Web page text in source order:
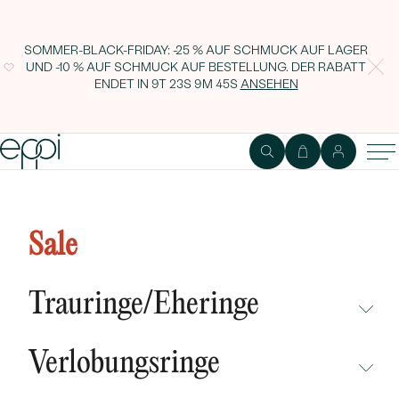
SOMMER-BLACK-FRIDAY: -25 % AUF SCHMUCK AUF LAGER
UND -10 % AUF SCHMUCK AUF BESTELLUNG. DER RABATT
ENDET IN 9T 23S 9M 45S ANSEHEN
Sale
Trauringe/Eheringe
NEUHEITEN
Verlobungsringe
Tamatha